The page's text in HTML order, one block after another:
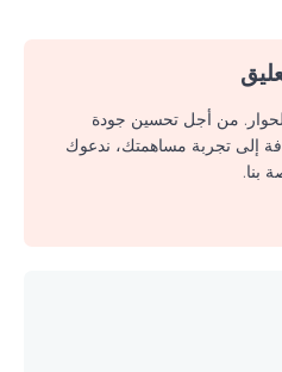
من أجل تحسين جودة
إلى تجربة مساهمتك، ندعوك
بنا.